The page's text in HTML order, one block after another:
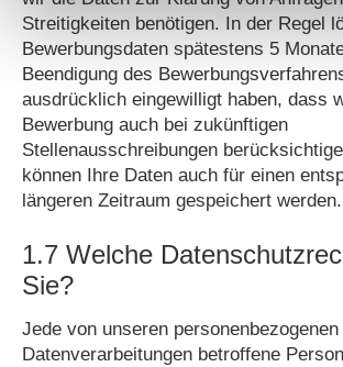
Streitigkeiten benötigen. In der Regel
Bewerbungsdaten spätestens 5
Beendigung des
ausdrücklich eingewilligt haben, dass
Bewerbung auch bei zukünftigen
Stellenausschreibungen
können Ihre Daten auch für einen
längeren Zeitraum gespeichert werden.
1.7 Welche
Sie?
Jede von unseren personenbezogenen
Datenverarbeitungen betroffene